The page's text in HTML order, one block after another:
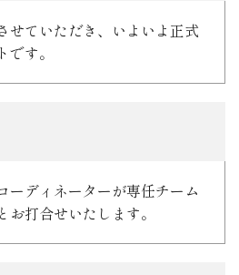
せていただき、いよいよ正式
す。
ーディネーターが専任チーム
お打合せいたします。